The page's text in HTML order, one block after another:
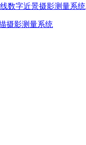
数字近景摄影测量系统
摄影测量系统